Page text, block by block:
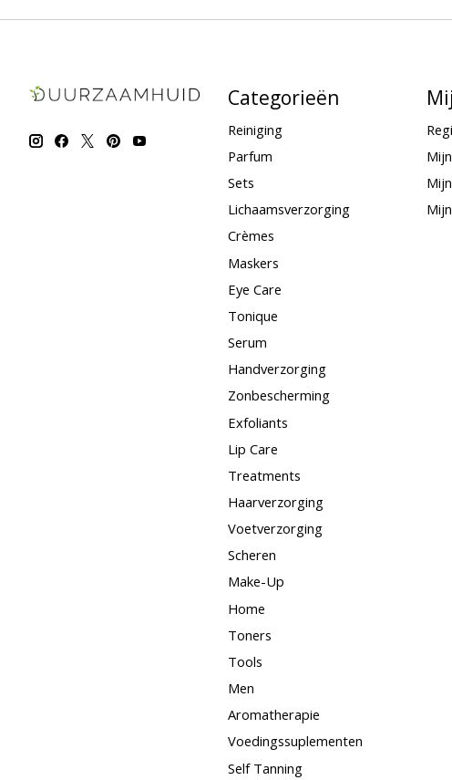
Categorieën
Reiniging
Parfum
Sets
Lichaamsverzorging
Crèmes
Maskers
Eye Care
Tonique
Serum
Handverzorging
Zonbescherming
Exfoliants
Lip Care
Treatments
Haarverzorging
Voetverzorging
Scheren
Make-Up
Home
Toners
Tools
Men
Aromatherapie
Voedingssuplementen
Self Tanning